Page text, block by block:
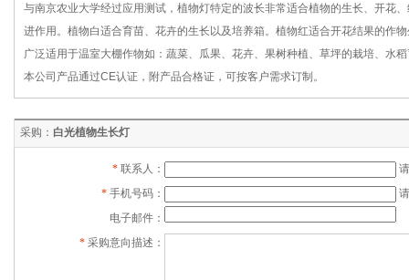
与南京农业大学经过应用测试，植物灯特定的波长非常适合植物的生长、开花
进作用。植物白适合育苗、花卉的生长以及培养箱。植物红适合开花结果的作
广泛适用于温室大棚作物如：蔬菜、瓜果、花卉、果树种植、草坪的栽培、水
本公司产品通过CE认证，附产品合格证，可按客户需求订制。
采购： 白光植物生长灯
* 联系人：
* 手机号码：
电子邮件：
* 采购意向描述：